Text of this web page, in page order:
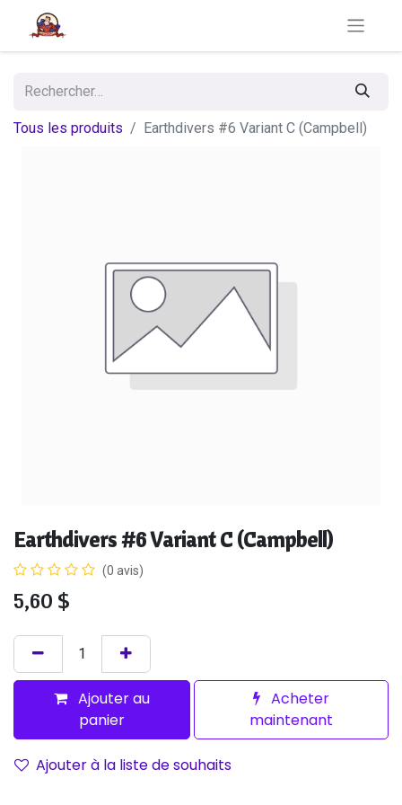
Tous les produits Earthdivers #6 Variant C (Campbell)
Earthdivers #6 Variant C (Campbell)
(0 avis)
5,60 $
Ajouter au
panier
Acheter
maintenant
Ajouter à la liste de souhaits